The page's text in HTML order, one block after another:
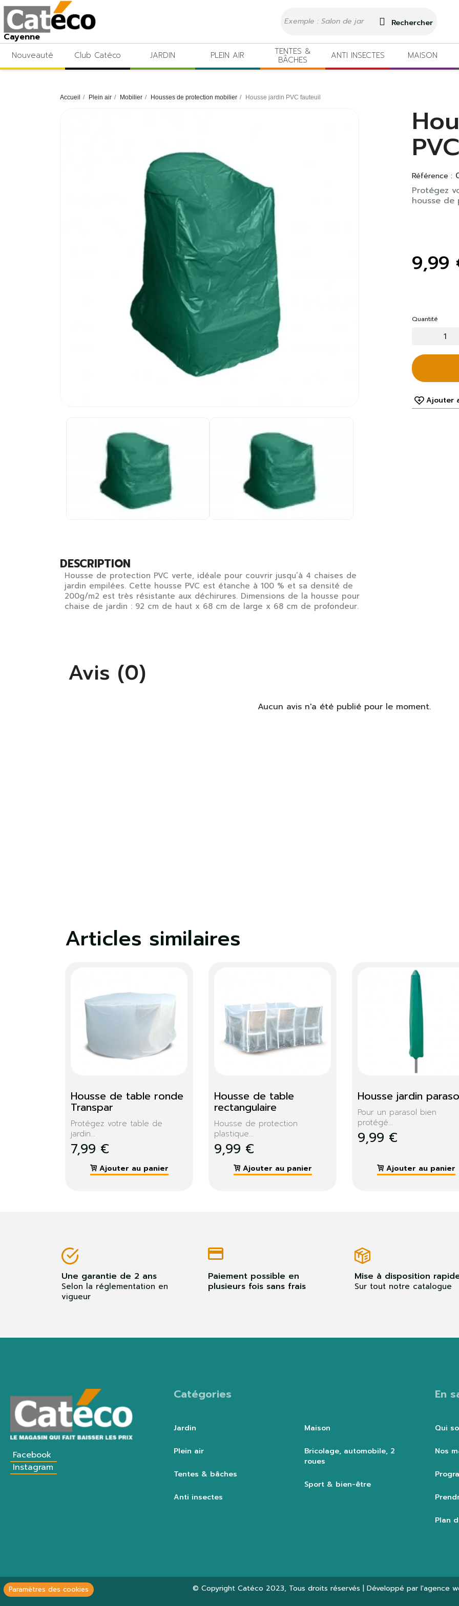
Cayenne
Rechercher
Nouveauté Club Catéco JARDIN PLEIN AIR TENTES &
BÂCHES ANTI INSECTES MAISON
Accueil Plein air Mobilier Housses de protection mobilier Housse jardin PVC fauteuil
DESCRIPTION
Housse de protection PVC verte, idéale pour couvrir jusqu’à 4 chaises de
jardin empilées. Cette housse PVC est étanche à 100 % et sa densité de
200g/m2 est très résistante aux déchirures. Dimensions de la housse pour
chaise de jardin : 92 cm de haut x 68 cm de large x 68 cm de profondeur.
Référence :
Protégez
housse de
9,99
Quantité
Ajouter
Avis (0)
Aucun avis n'a été publié pour le moment.
Articles similaires
Housse PVC pour
table ronde
Protégez parfaitement votre...
34,99 €
Ajouter au panier
Housse PVC table
rectangulaire
Protégez votre table et vos...
34,99 €
Ajouter au panier
Housse jardin
Offrez une protection
14,99 €
Ajouter au
Une garantie de 2 ans
Selon la réglementation en
vigueur
Paiement possible en
plusieurs fois sans frais
Mise à disposition
Sur tout notre catalogue
Facebook
Instagram
Catégories
Jardin
Plein air
Tentes & bâches
Anti insectes
Maison
Bricolage, automobile, 2
roues
Sport & bien-être
En
Qui
Nos
Plan
© Copyright Catéco 2023, Tous droits réservés | Développé par l'agence
Paramètres des cookies